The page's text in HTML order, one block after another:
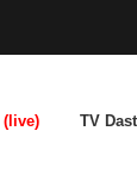
(live) TV